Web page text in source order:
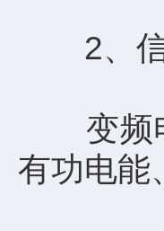
2、信
变频电
有功电能